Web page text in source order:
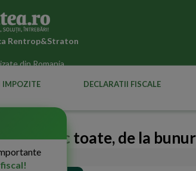
Rentrop&Straton
din Romania
IMPOZITE DECLARATII FISCALE
toate, de la
3254